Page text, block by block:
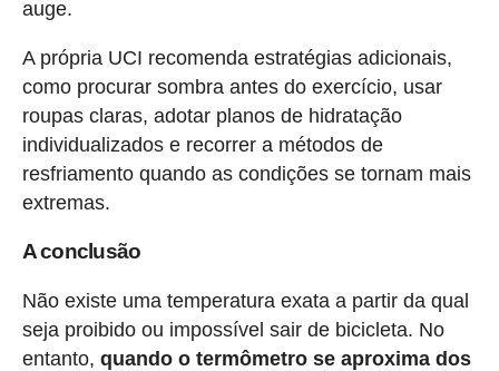
auge.
A própria UCI recomenda estratégias adicionais,
como procurar sombra antes do exercício, usar
roupas claras, adotar planos de hidratação
individualizados e recorrer a métodos de
resfriamento quando as condições se tornam mais
extremas.
A conclusão
Não existe uma temperatura exata a partir da qual
seja proibido ou impossível sair de bicicleta. No
entanto, quando o termômetro se aproxima dos